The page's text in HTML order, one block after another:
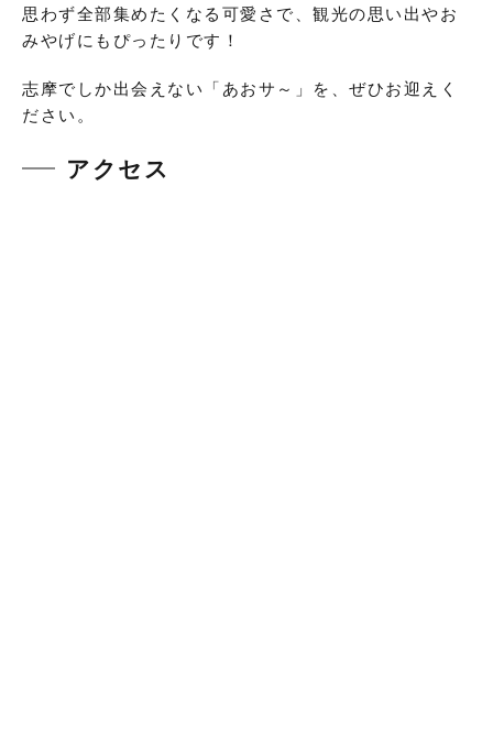
思わず全部集めたくなる可愛さで、観光の思い出やお
みやげにもぴったりです！
志摩でしか出会えない「あおサ～」を、ぜひお迎えく
ださい。
アクセス